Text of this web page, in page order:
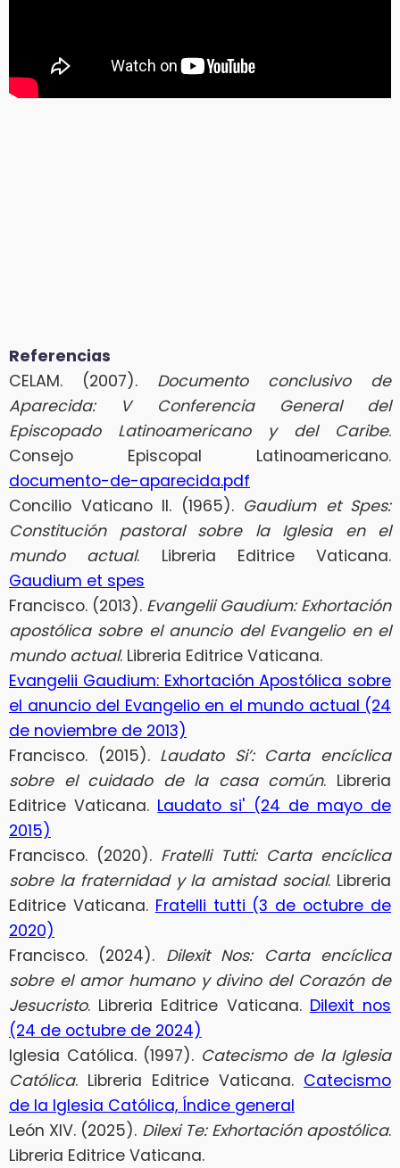
Referencias
CELAM. (2007). Documento conclusivo de
Aparecida: V Conferencia General del
Episcopado Latinoamericano y del Caribe.
Consejo Episcopal Latinoamericano.
documento-de-aparecida.pdf
Concilio Vaticano II. (1965). Gaudium et Spes:
Constitución pastoral sobre la Iglesia en el
mundo actual. Libreria Editrice Vaticana.
Gaudium et spes
Francisco. (2013). Evangelii Gaudium: Exhortación
apostólica sobre el anuncio del Evangelio en el
mundo actual. Libreria Editrice Vaticana.
Evangelii Gaudium: Exhortación Apostólica sobre
el anuncio del Evangelio en el mundo actual (24
de noviembre de 2013)
Francisco. (2015). Laudato Si’: Carta encíclica
sobre el cuidado de la casa común. Libreria
Editrice Vaticana. Laudato si' (24 de mayo de
2015)
Francisco. (2020). Fratelli Tutti: Carta encíclica
sobre la fraternidad y la amistad social. Libreria
Editrice Vaticana. Fratelli tutti (3 de octubre de
2020)
Francisco. (2024). Dilexit Nos: Carta encíclica
sobre el amor humano y divino del Corazón de
Jesucristo. Libreria Editrice Vaticana. Dilexit nos
(24 de octubre de 2024)
Iglesia Católica. (1997). Catecismo de la Iglesia
Católica. Libreria Editrice Vaticana. Catecismo
de la Iglesia Católica, Índice general
León XIV. (2025). Dilexi Te: Exhortación apostólica.
Libreria Editrice Vaticana.